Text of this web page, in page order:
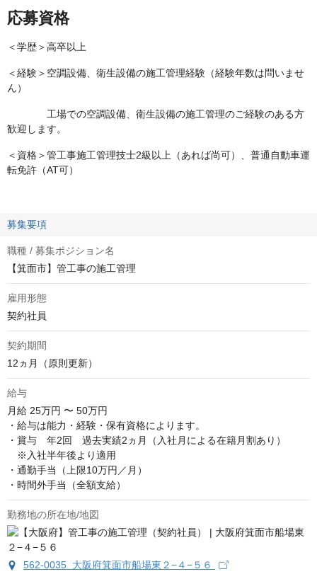
応募資格
＜学歴＞高卒以上
＜経験＞空調設備、衛生設備の施工管理経験（経験年数は問いませ
ん）
工場での空調設備、衛生設備の施工管理のご経験のある方
歓迎します。
＜資格＞管工事施工管理技士2級以上（あれば尚可）、普通自動車運
転免許（AT可）
募集要項
職種 / 募集ポジション名
【箕面市】管工事の施工管理
雇用形態
契約社員
契約期間
12ヵ月（原則更新）
給与
月給 25万円 〜 50万円
・給与は能力・経験・保有資格によります。
・賞与　年2回　過去実績2ヵ月（入社月による在籍月割あり）
※入社半年後より適用
・通勤手当（上限10万円／月）
・時間外手当（全額支給）
勤務地の所在地/地図
562-0035 大阪府箕面市船場東２−４−５６